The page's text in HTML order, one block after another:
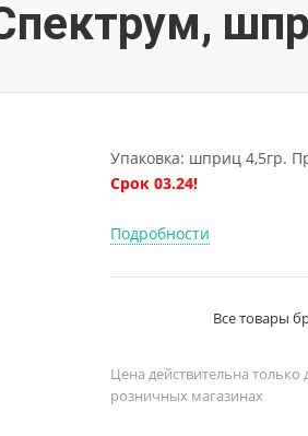
Упаковка: шприц 4,5гр.
Срок 03.24!
Подробности
Все товары
Цена действительна только
розничных магазинах